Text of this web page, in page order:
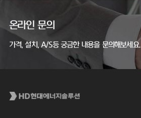
온라인 문의
가격, 설치, A/S등 궁금한 내용을 문의해보세요.